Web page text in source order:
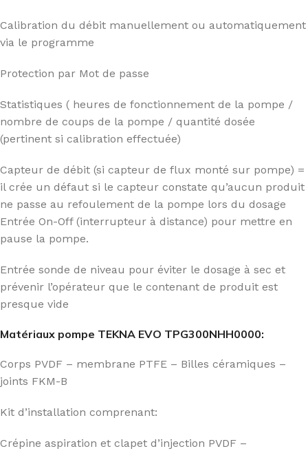
Calibration du débit manuellement ou automatiquement
via le programme
Protection par Mot de passe
Statistiques ( heures de fonctionnement de la pompe /
nombre de coups de la pompe / quantité dosée
(pertinent si calibration effectuée)
Capteur de débit (si capteur de flux monté sur pompe) =
il crée un défaut si le capteur constate qu’aucun produit
ne passe au refoulement de la pompe lors du dosage
Entrée On-Off (interrupteur à distance) pour mettre en
pause la pompe.
Entrée sonde de niveau pour éviter le dosage à sec et
prévenir l’opérateur que le contenant de produit est
presque vide
Matériaux pompe TEKNA EVO TPG300NHH0000:
Corps PVDF – membrane PTFE – Billes céramiques –
joints FKM-B
Kit d’installation comprenant:
Crépine aspiration et clapet d’injection PVDF –